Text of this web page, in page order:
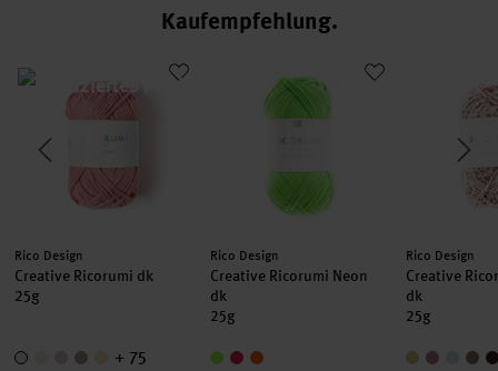
Kaufempfehlung
Hersteller:
Rico Design
Creative Ricorumi dk
25g
+ 75
Creative Ricorumi Neon dk
Hersteller:
Rico Design
Creative Ricorumi Neon
dk
25g
Hersteller:
Rico Design
Creative
dk
25g